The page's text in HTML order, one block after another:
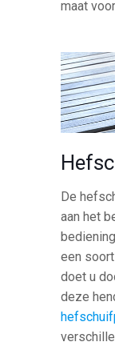
maat
De
aan het
een
doet u
deze